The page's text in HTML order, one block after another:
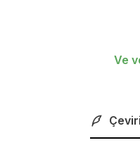
Ve